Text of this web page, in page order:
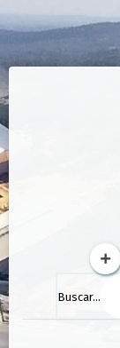
Buscar...